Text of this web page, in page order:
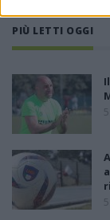
PIÙ LETTI OGGI